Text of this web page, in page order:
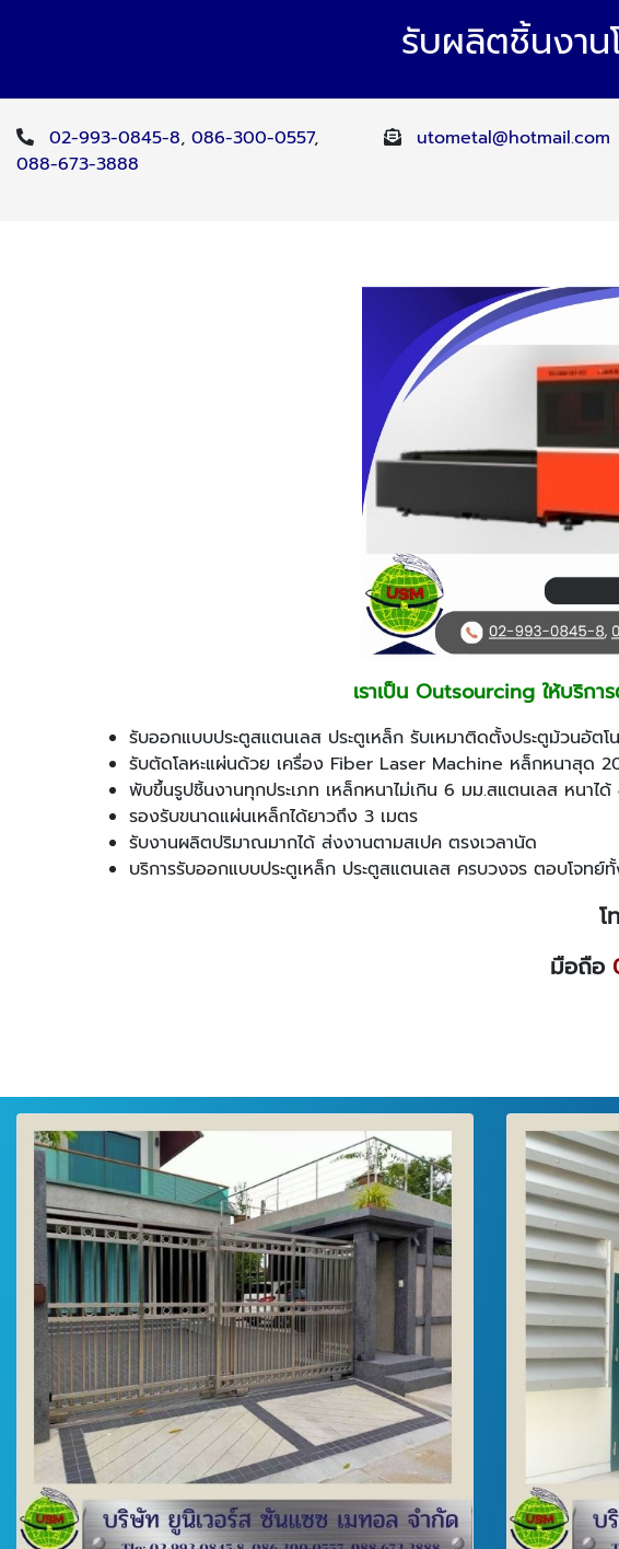
รับผลิตชิ้นงาน
02-993-0845-8, 086-300-0557,
088-673-3888
utometal@hotmail.com
เราเป็น Outsourcing ให้บริก
รับออกแบบประตูสแตนเลส ประตูเหล็ก รับเหมาติดตั้งประตูม้วนอัตโ
รับตัดโลหะแผ่นด้วย เครื่อง Fiber Laser Machine หล็กหนาสุด
พับขึ้นรูปชิ้นงานทุกประเภท เหล็กหนาไม่เกิน 6 มม.สแตนเลส หนาไ
รองรับขนาดแผ่นเหล็กได้ยาวถึง 3 เมตร
รับงานผลิตปริมาณมากได้ ส่งงานตามสเปค ตรงเวลานัด
บริการรับออกแบบประตูเหล็ก ประตูสแตนเลส ครบวงจร ตอบโจทย์
โ
มือถือ